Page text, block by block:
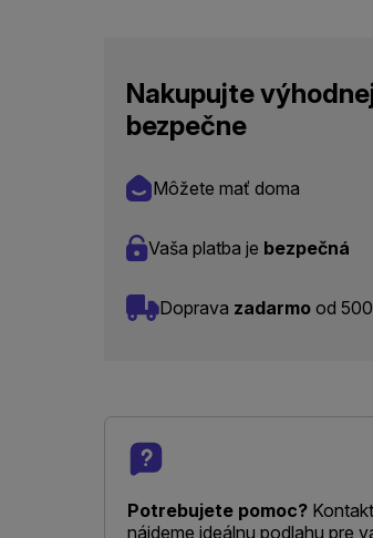
Nakupujte
bezpečne
Môžete mať doma
Vaša platba je bezpečná
Doprava zadarmo od
Potrebujete pomoc?
nájdeme ideálnu podlahu pre